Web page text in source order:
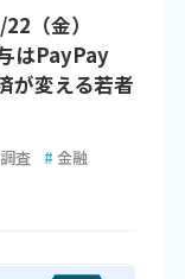
（金）
はPayPay
が変える若者
査 # 金融